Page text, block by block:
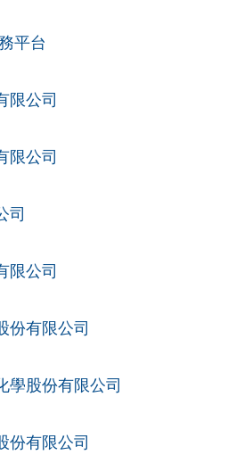
平台
限公司
限公司
司
限公司
份有限公司
學股份有限公司
份有限公司